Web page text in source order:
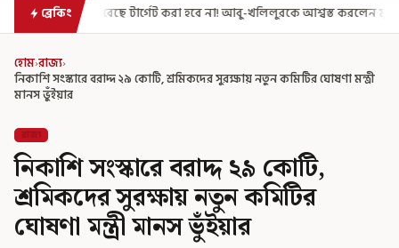
ব্রেকিং
করা হবে না! আবু-খলিলুরকে আশ্বস্ত করলেন মুখ্যমন্ত্রী এগিয়ে গেল
হোম›রাজ্য›
নিকাশি সংস্কারে বরাদ্দ ২৯ কোটি, শ্রমিকদের সুরক্ষায় নতুন কমিটির ঘোষণা মন্ত্রী
মানস ভুঁইয়ার
রাজ্য
নিকাশি সংস্কারে বরাদ্দ ২৯ কোটি,
শ্রমিকদের সুরক্ষায় নতুন কমিটির
ঘোষণা মন্ত্রী মানস ভুঁইয়ার